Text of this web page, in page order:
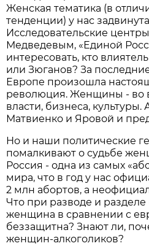
Женская тематика (в
тенденции) у нас
Исследовательские
Медведевым, «Единой
интересовать, кто
или Зюганов? За
Европе произошла
революция. Женщины - во
власти, бизнеса,
Матвиенко и Яровой и
Но и наши политические
помалкивают о судьбе
Россия - одна из самых
мира, что в год у нас
2 млн абортов, а
Что при разводе и
женщина в сравнении с
беззащитна? Знают ли,
женщин-алкоголиков?